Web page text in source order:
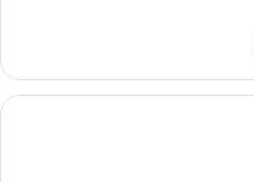
sea
view
or
twin
sea